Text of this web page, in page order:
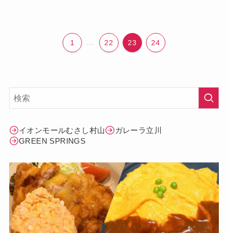
1 ... 22 23 24
イオンモールむさし村山
ガレーラ立川
GREEN SPRINGS